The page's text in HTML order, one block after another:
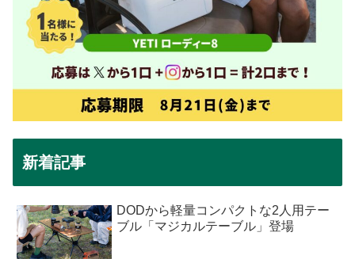
新着記事
DODから軽量コンパクトな2人用テー
ブル「マジカルテーブル」登場